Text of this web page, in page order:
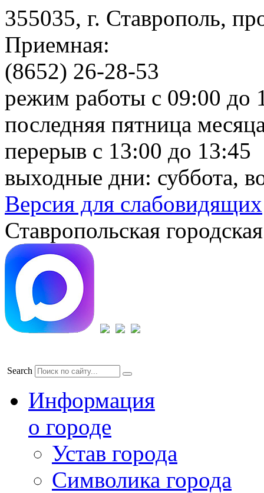
355035, г. Ставрополь,
Приемная:
(8652) 26-28-53
режим работы с 09:00 до
последняя пятница
перерыв с 13:00 до 13:45
выходные дни: суббота,
Версия для слабовидящих
Ставропольская
Search
Информация
о городе
Устав города
Символика города